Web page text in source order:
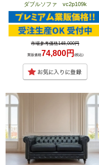
ダブルソファ vc2p109k
市場参考価格148,000円
業販価格74,800円 (税込)